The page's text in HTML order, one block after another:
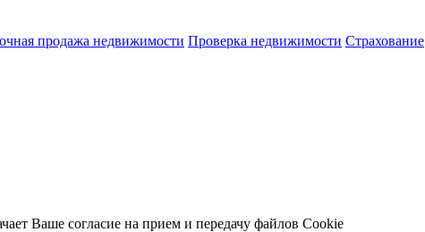
продажа недвижимости Проверка недвижимости Страхование
Ваше согласие на прием и передачу файлов Cookie